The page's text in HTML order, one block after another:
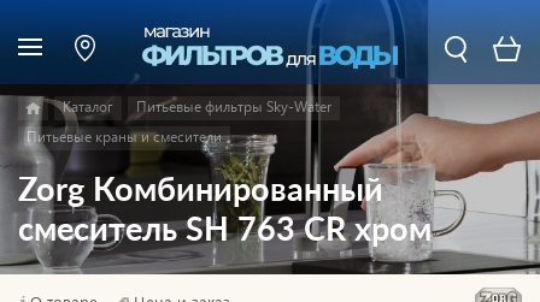
Каталог
Питьевые фильтры Sky-Water
Питьевые краны и смесители
Zorg Комбинированный
смеситель SH 763 CR хром